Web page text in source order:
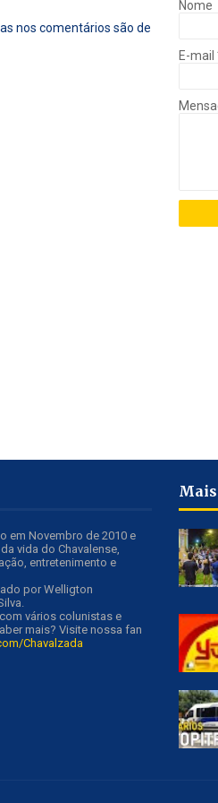
nos comentários são de
Nome
E-mail
em Novembro de 2010 e
vida do Chavalense,
entretenimento e
por Welligton
vários colunistas e
mais? Visite nossa fan
Chavalzada